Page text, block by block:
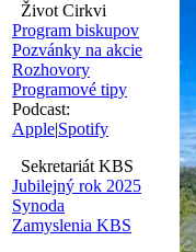
Život Cirkvi
Program biskupov
Pozvánky na akcie
Rozhovory
Programové tipy
Podcast:
Apple|Spotify
Sekretariát KBS
Jubilejný rok 2025
Synoda
Zamyslenia KBS